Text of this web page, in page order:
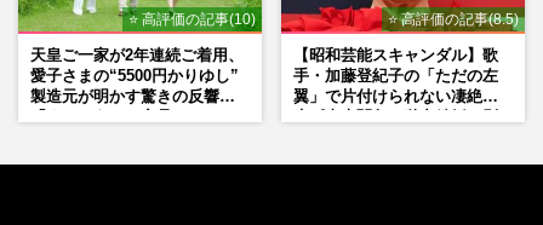
⭐ 高評価の記事(10)
天皇ご一家が2年連続ご着用、
愛子さまの“5500円かりゆし”
製造元が明かす驚きの反響
⭐ 高評価の記事(8.5)
【昭和芸能スキャンダル】歌
手・加藤登紀子の「ただの左
翼」で片付けられない凄絶半